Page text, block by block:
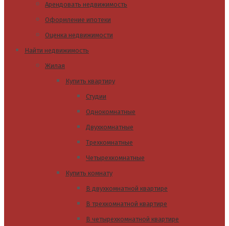
Арендовать недвижимость
Оформление ипотеки
Оценка недвижимости
Найти недвижимость
Жилая
Купить квартиру
Студии
Однокомнатные
Двухкомнатные
Трехкомнатные
Четырехкомнатные
Купить комнату
В двухкомнатной квартире
В трехкомнатной квартире
В четырехкомнатной квартире